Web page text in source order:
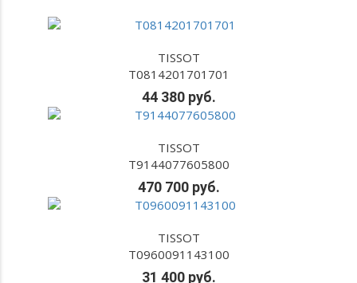
TISSOT
T0814201701701
44 380 руб.
TISSOT
T9144077605800
470 700 руб.
TISSOT
T0960091143100
31 400 руб.